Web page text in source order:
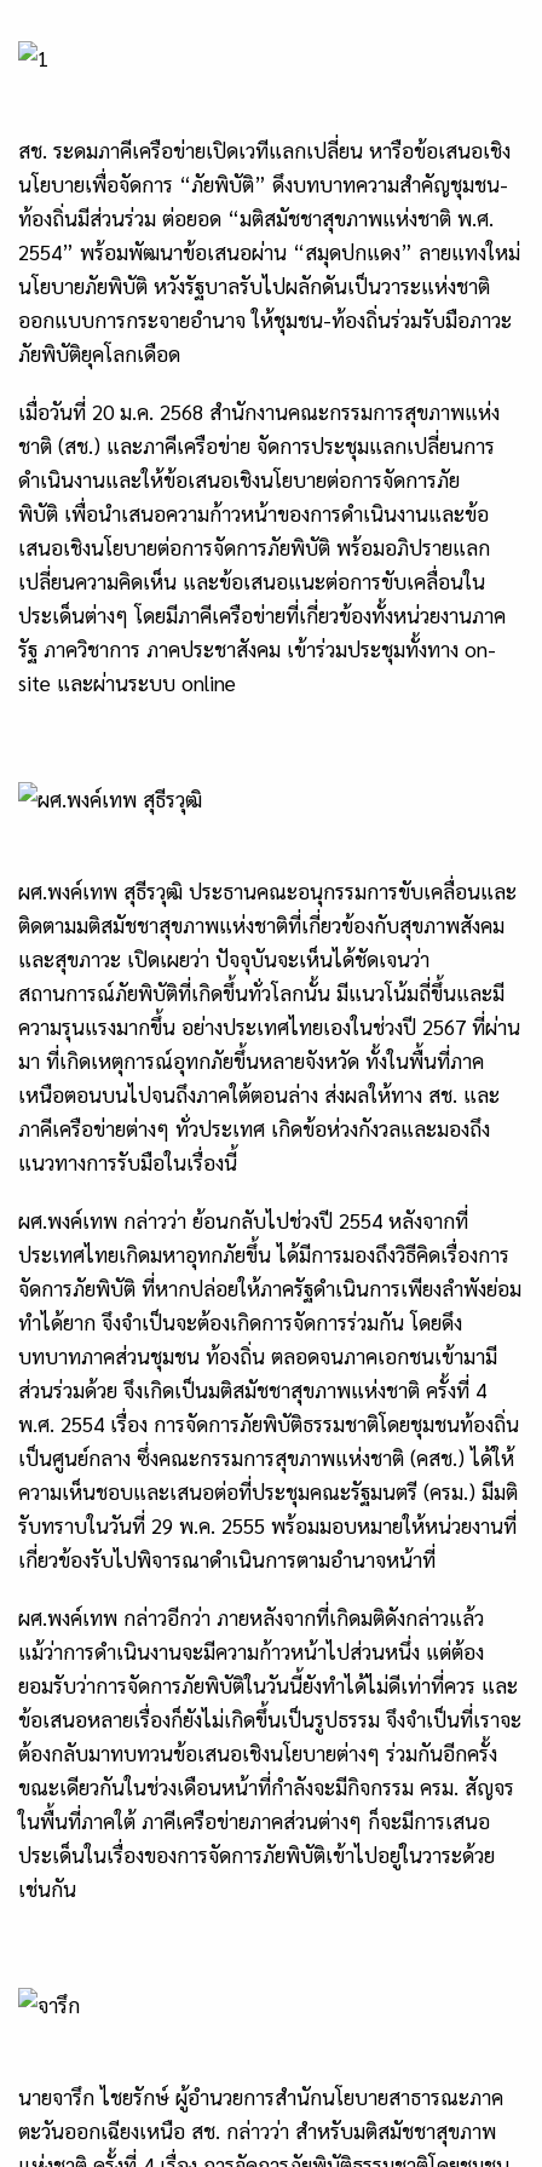
สช. ระดมภาคีเครือข่ายเปิดเวทีแลกเปลี่ยน หารือข้อเสนอเชิง
นโยบายเพื่อจัดการ “ภัยพิบัติ” ดึงบทบาทความสำคัญชุมชน-
ท้องถิ่นมีส่วนร่วม ต่อยอด “มติสมัชชาสุขภาพแห่งชาติ พ.ศ.
2554” พร้อมพัฒนาข้อเสนอผ่าน “สมุดปกแดง” ลายแทงใหม่
นโยบายภัยพิบัติ หวังรัฐบาลรับไปผลักดันเป็นวาระแห่งชาติ
ออกแบบการกระจายอำนาจ ให้ชุมชน-ท้องถิ่นร่วมรับมือภาวะ
ภัยพิบัติยุคโลกเดือด
เมื่อวันที่ 20 ม.ค. 2568 สำนักงานคณะกรรมการสุขภาพแห่ง
ชาติ (สช.) และภาคีเครือข่าย จัดการประชุมแลกเปลี่ยนการ
ดำเนินงานและให้ข้อเสนอเชิงนโยบายต่อการจัดการภัย
พิบัติ เพื่อนำเสนอความก้าวหน้าของการดำเนินงานและข้อ
เสนอเชิงนโยบายต่อการจัดการภัยพิบัติ พร้อมอภิปรายแลก
เปลี่ยนความคิดเห็น และข้อเสนอแนะต่อการขับเคลื่อนใน
ประเด็นต่างๆ โดยมีภาคีเครือข่ายที่เกี่ยวข้องทั้งหน่วยงานภาค
รัฐ ภาควิชาการ ภาคประชาสังคม เข้าร่วมประชุมทั้งทาง on-
site และผ่านระบบ online
ผศ.พงค์เทพ สุธีรวุฒิ ประธานคณะอนุกรรมการขับเคลื่อนและ
ติดตามมติสมัชชาสุขภาพแห่งชาติที่เกี่ยวข้องกับสุขภาพสังคม
และสุขภาวะ เปิดเผยว่า ปัจจุบันจะเห็นได้ชัดเจนว่า
สถานการณ์ภัยพิบัติที่เกิดขึ้นทั่วโลกนั้น มีแนวโน้มถี่ขึ้นและมี
ความรุนแรงมากขึ้น อย่างประเทศไทยเองในช่วงปี 2567 ที่ผ่าน
มา ที่เกิดเหตุการณ์อุทกภัยขึ้นหลายจังหวัด ทั้งในพื้นที่ภาค
เหนือตอนบนไปจนถึงภาคใต้ตอนล่าง ส่งผลให้ทาง สช. และ
ภาคีเครือข่ายต่างๆ ทั่วประเทศ เกิดข้อห่วงกังวลและมองถึง
แนวทางการรับมือในเรื่องนี้
ผศ.พงค์เทพ กล่าวว่า ย้อนกลับไปช่วงปี 2554 หลังจากที่
ประเทศไทยเกิดมหาอุทกภัยขึ้น ได้มีการมองถึงวิธีคิดเรื่องการ
จัดการภัยพิบัติ ที่หากปล่อยให้ภาครัฐดำเนินการเพียงลำพังย่อม
ทำได้ยาก จึงจำเป็นจะต้องเกิดการจัดการร่วมกัน โดยดึง
บทบาทภาคส่วนชุมชน ท้องถิ่น ตลอดจนภาคเอกชนเข้ามามี
ส่วนร่วมด้วย จึงเกิดเป็นมติสมัชชาสุขภาพแห่งชาติ ครั้งที่ 4
พ.ศ. 2554 เรื่อง การจัดการภัยพิบัติธรรมชาติโดยชุมชนท้องถิ่น
เป็นศูนย์กลาง ซึ่งคณะกรรมการสุขภาพแห่งชาติ (คสช.) ได้ให้
ความเห็นชอบและเสนอต่อที่ประชุมคณะรัฐมนตรี (ครม.) มีมติ
รับทราบในวันที่ 29 พ.ค. 2555 พร้อมมอบหมายให้หน่วยงานที่
เกี่ยวข้องรับไปพิจารณาดำเนินการตามอำนาจหน้าที่
ผศ.พงค์เทพ กล่าวอีกว่า ภายหลังจากที่เกิดมติดังกล่าวแล้ว
แม้ว่าการดำเนินงานจะมีความก้าวหน้าไปส่วนหนึ่ง แต่ต้อง
ยอมรับว่าการจัดการภัยพิบัติในวันนี้ยังทำได้ไม่ดีเท่าที่ควร และ
ข้อเสนอหลายเรื่องก็ยังไม่เกิดขึ้นเป็นรูปธรรม จึงจำเป็นที่เราจะ
ต้องกลับมาทบทวนข้อเสนอเชิงนโยบายต่างๆ ร่วมกันอีกครั้ง
ขณะเดียวกันในช่วงเดือนหน้าที่กำลังจะมีกิจกรรม ครม. สัญจร
ในพื้นที่ภาคใต้ ภาคีเครือข่ายภาคส่วนต่างๆ ก็จะมีการเสนอ
ประเด็นในเรื่องของการจัดการภัยพิบัติเข้าไปอยู่ในวาระด้วย
เช่นกัน
นายจารึก ไชยรักษ์ ผู้อำนวยการสำนักนโยบายสาธารณะภาค
ตะวันออกเฉียงเหนือ สช. กล่าวว่า สำหรับมติสมัชชาสุขภาพ